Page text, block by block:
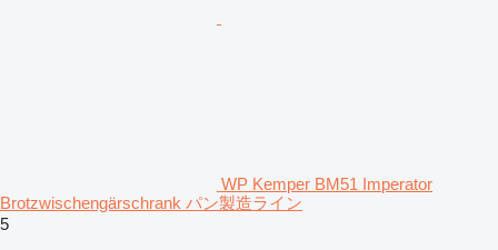
WP Kemper BM51 Imperator
Brotzwischengärschrank パン製造ライン
5